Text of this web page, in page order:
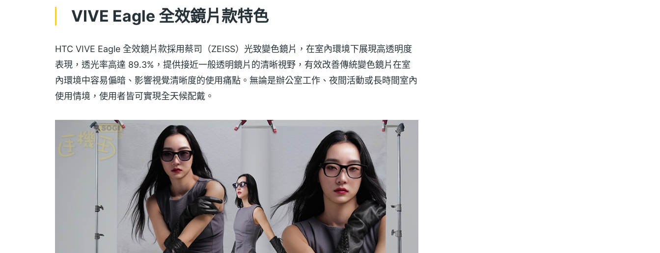
VIVE Eagle 全效鏡片款特色
HTC VIVE Eagle 全效鏡片款採用蔡司（ZEISS）光致變色鏡片，在室內環境下展現高透明度
表現，透光率高達 89.3%，提供接近一般透明鏡片的清晰視野，有效改善傳統變色鏡片在室
內環境中容易偏暗、影響視覺清晰度的使用痛點。無論是辦公室工作、夜間活動或長時間室內
使用情境，使用者皆可實現全天候配戴。